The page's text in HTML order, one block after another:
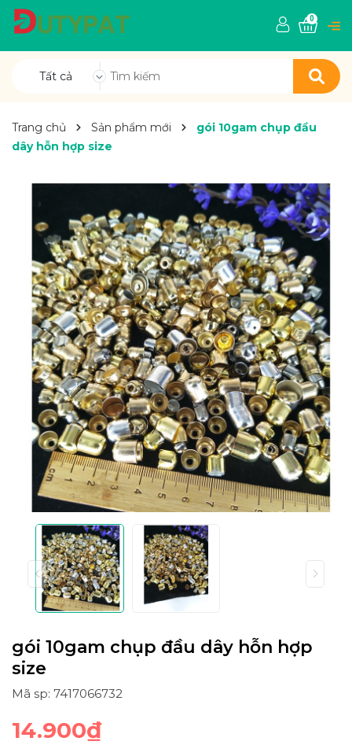
Tất cả
0
Trang chủ Sản phẩm mới
gói 10gam chụp đầu
dây hỗn hợp size
gói 10gam chụp đầu dây hỗn hợp
size
Mã sp: 7417066732
14.900₫